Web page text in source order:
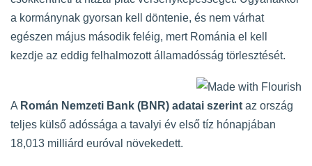
a kormánynak gyorsan kell döntenie, és nem várhat
egészen május második feléig, mert Románia el kell
kezdje az eddig felhalmozott államadósság törlesztését.
A Román Nemzeti Bank (BNR) adatai szerint az ország
teljes külső adóssága a tavalyi év első tíz hónapjában
18,013 milliárd euróval növekedett.